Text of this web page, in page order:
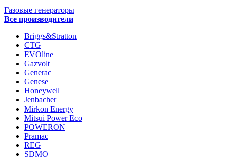
Газовые генераторы
Все производители
Briggs&Stratton
CTG
EVOline
Gazvolt
Generac
Genese
Honeywell
Jenbacher
Mirkon Energy
Mitsui Power Eco
POWERON
Pramac
REG
SDMO